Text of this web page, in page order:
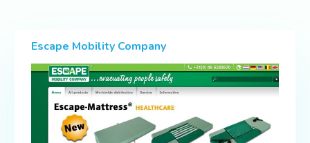
Escape Mobility Company